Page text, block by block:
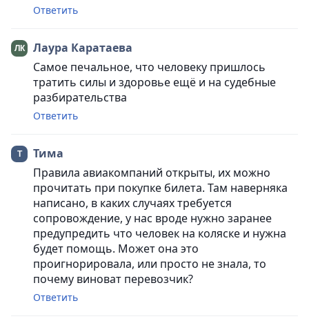
Ответить
Лаура Каратаева
Самое печальное, что человеку пришлось
тратить силы и здоровье ещё и на судебные
разбирательства
Ответить
Тима
Правила авиакомпаний открыты, их можно
прочитать при покупке билета. Там наверняка
написано, в каких случаях требуется
сопровождение, у нас вроде нужно заранее
предупредить что человек на коляске и нужна
будет помощь. Может она это
проигнорировала, или просто не знала, то
почему виноват перевозчик?
Ответить